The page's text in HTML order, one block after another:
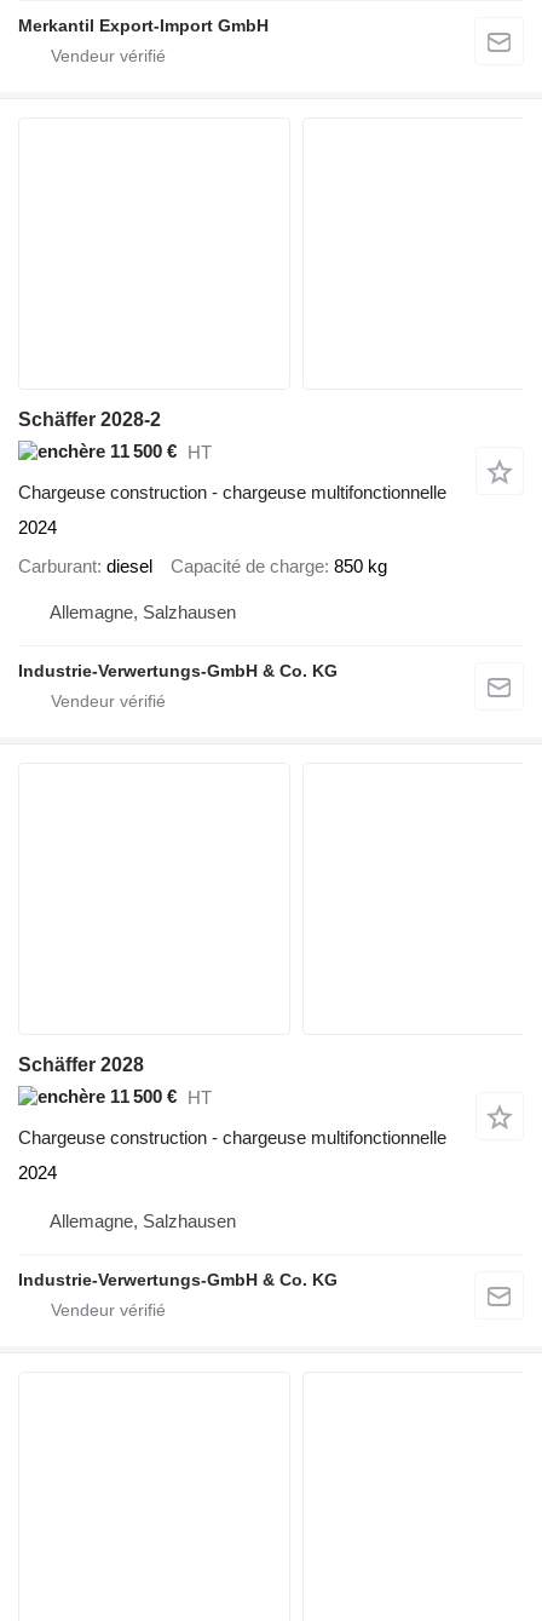
Merkantil Export-Import GmbH
Schäffer 2028-2
11 500 € HT
Chargeuse construction - chargeuse multifonctionnelle
2024
Carburant diesel Capacité de charge 850 kg
Allemagne, Salzhausen
Industrie-Verwertungs-GmbH & Co. KG
Schäffer 2028
11 500 € HT
Chargeuse construction - chargeuse multifonctionnelle
2024
Allemagne, Salzhausen
Industrie-Verwertungs-GmbH & Co. KG